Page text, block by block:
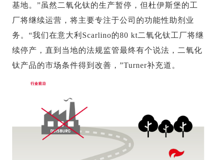
基地。”虽然二氧化钛的生产暂停，但杜伊斯堡的工
厂将继续运营，将主要专注于公司的功能性助剂业
务。“我们在意大利Scarlino的80 kt二氧化钛工厂将继
续停产，直到当地的法规监管最终有个说法，二氧化
钛产品的市场条件得到改善，”Turner补充道。